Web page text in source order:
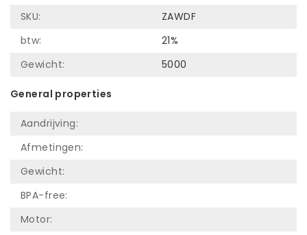
SKU:
ZAWDF
btw:
21%
Gewicht:
5000
General properties
Aandrijving:
Afmetingen:
Gewicht:
BPA-free:
Motor: